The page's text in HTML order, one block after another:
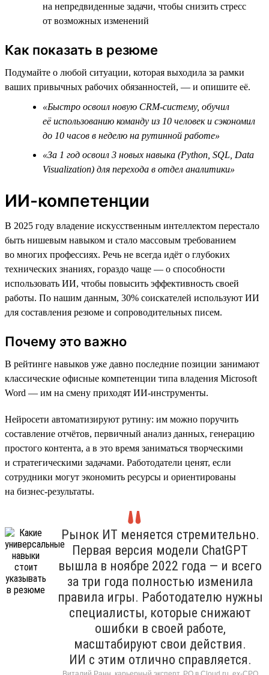
на непредвиденные задачи, чтобы снизить стресс
от возможных изменений
Как показать в резюме
Подумайте о любой ситуации, которая выходила за рамки
ваших привычных рабочих обязанностей, — и опишите её.
«Быстро освоил новую CRM-систему, обучил
её использованию команду из 10 человек и сэкономил
до 10 часов в неделю на рутинной работе»
«За 1 год освоил 3 новых навыка (Python, SQL, Data
Visualization) для перехода в отдел аналитики»
ИИ-компетенции
В 2025 году владение искусственным интеллектом перестало
быть нишевым навыком и стало массовым требованием
во многих профессиях. Речь не всегда идёт о глубоких
технических знаниях, гораздо чаще — о способности
использовать ИИ, чтобы повысить эффективность своей
работы. По нашим данным, 30% соискателей используют ИИ
для составления резюме и сопроводительных писем.
Почему это важно
В рейтинге навыков уже давно последние позиции занимают
классические офисные компетенции типа владения Microsoft
Word — им на смену приходят ИИ-инструменты.
Нейросети автоматизируют рутину: им можно поручить
составление отчётов, первичный анализ данных, генерацию
простого контента, а в это время заниматься творческими
и стратегическими задачами. Работодатели ценят, если
сотрудники могут экономить ресурсы и ориентированы
на бизнес-результаты.
Рынок ИТ меняется стремительно.
Первая версия модели ChatGPT
вышла в ноябре 2022 года — и всего
за три года полностью изменила
правила игры. Работодателю нужны
специалисты, которые снижают
ошибки в своей работе,
масштабируют свои действия.
ИИ с этим отлично справляется.